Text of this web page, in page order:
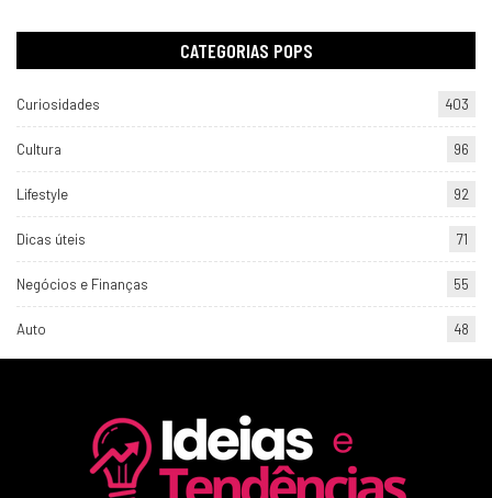
CATEGORIAS POPS
Curiosidades 403
Cultura 96
Lifestyle 92
Dicas úteis 71
Negócios e Finanças 55
Auto 48